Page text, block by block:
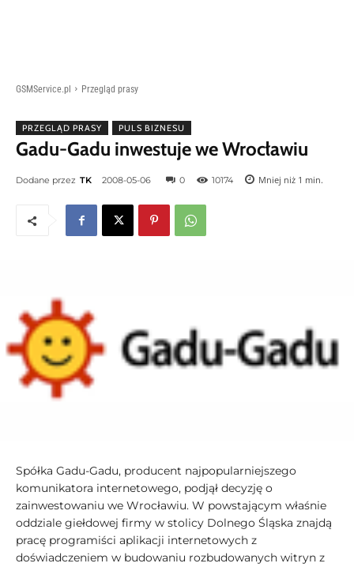
GSMService.pl Przegląd prasy
PRZEGLĄD PRASY PULS BIZNESU
Gadu-Gadu inwestuje we Wrocławiu
Dodane przez TK 2008-05-06 0 10174 Mniej niż 1 min.
Spółka Gadu-Gadu, producent najpopularniejszego
komunikatora internetowego, podjął decyzję o
zainwestowaniu we Wrocławiu. W powstającym właśnie
oddziale giełdowej firmy w stolicy Dolnego Śląska znajdą
pracę programiści aplikacji internetowych z
doświadczeniem w budowaniu rozbudowanych witryn z